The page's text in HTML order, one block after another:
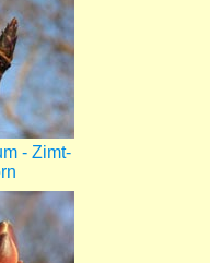
- Zimt-